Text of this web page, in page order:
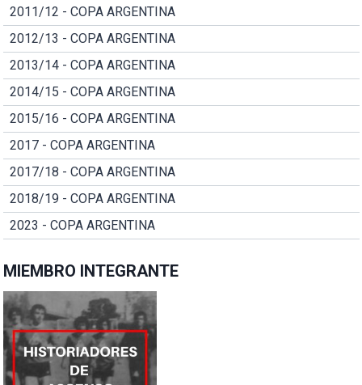
2011/12 - COPA ARGENTINA
2012/13 - COPA ARGENTINA
2013/14 - COPA ARGENTINA
2014/15 - COPA ARGENTINA
2015/16 - COPA ARGENTINA
2017 - COPA ARGENTINA
2017/18 - COPA ARGENTINA
2018/19 - COPA ARGENTINA
2023 - COPA ARGENTINA
MIEMBRO INTEGRANTE